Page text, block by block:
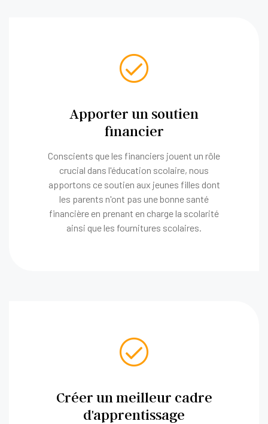
Apporter un soutien
financier
Conscients que les financiers jouent un rôle
crucial dans l'éducation scolaire, nous
apportons ce soutien aux jeunes filles dont
les parents n'ont pas une bonne santé
financière en prenant en charge la scolarité
ainsi que les fournitures scolaires.
Créer un meilleur cadre
d'apprentissage